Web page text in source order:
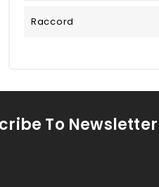
Raccord
To Newsletter